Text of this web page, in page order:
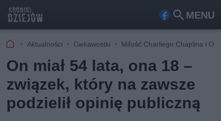
MENU
Fa
ook
Szu
kaj
Aktualności Ciekawostki Miłość Charliego Chaplina i
On miał 54 lata, ona 18 –
związek, który na zawsze
podzielił opinię publiczną